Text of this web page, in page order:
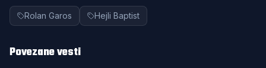
Rolan Garos Hejli Baptist
Povezane vesti